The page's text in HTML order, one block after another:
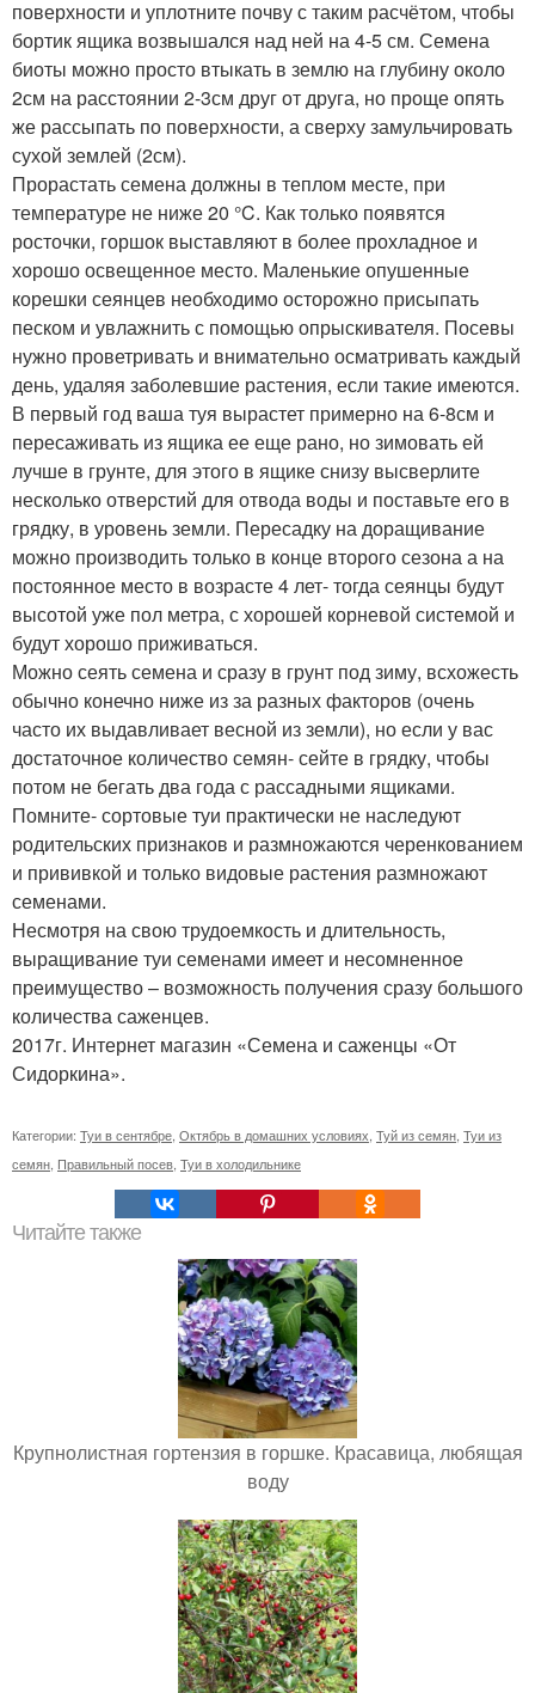
поверхности и уплотните почву с таким расчётом, чтобы
бортик ящика возвышался над ней на 4-5 см. Семена
биоты можно просто втыкать в землю на глубину около
2см на расстоянии 2-3см друг от друга, но проще опять
же рассыпать по поверхности, а сверху замульчировать
сухой землей (2см).
Прорастать семена должны в теплом месте, при
температуре не ниже 20 °C. Как только появятся
росточки, горшок выставляют в более прохладное и
хорошо освещенное место. Маленькие опушенные
корешки сеянцев необходимо осторожно присыпать
песком и увлажнить с помощью опрыскивателя. Посевы
нужно проветривать и внимательно осматривать каждый
день, удаляя заболевшие растения, если такие имеются.
В первый год ваша туя вырастет примерно на 6-8см и
пересаживать из ящика ее еще рано, но зимовать ей
лучше в грунте, для этого в ящике снизу высверлите
несколько отверстий для отвода воды и поставьте его в
грядку, в уровень земли. Пересадку на доращивание
можно производить только в конце второго сезона а на
постоянное место в возрасте 4 лет- тогда сеянцы будут
высотой уже пол метра, с хорошей корневой системой и
будут хорошо приживаться.
Можно сеять семена и сразу в грунт под зиму, всхожесть
обычно конечно ниже из за разных факторов (очень
часто их выдавливает весной из земли), но если у вас
достаточное количество семян- сейте в грядку, чтобы
потом не бегать два года с рассадными ящиками.
Помните- сортовые туи практически не наследуют
родительских признаков и размножаются черенкованием
и прививкой и только видовые растения размножают
семенами.
Несмотря на свою трудоемкость и длительность,
выращивание туи семенами имеет и несомненное
преимущество – возможность получения сразу большого
количества саженцев.
2017г. Интернет магазин «Семена и саженцы «От
Сидоркина».
Категории: Туи в сентябре Октябрь в домашних условиях Туй из семян Туи из
семян Правильный посев Туи в холодильнике
Читайте также
Крупнолистная гортензия в горшке. Красавица, любящая
воду